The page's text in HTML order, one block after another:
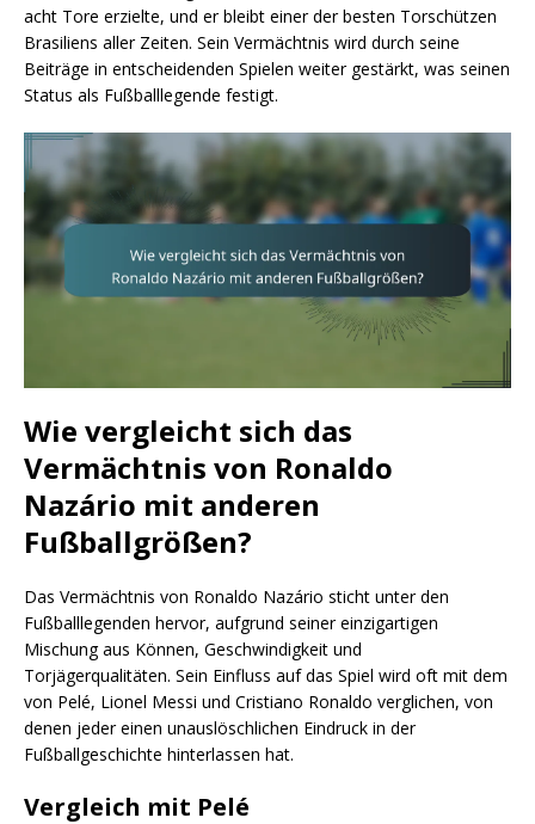
acht Tore erzielte, und er bleibt einer der besten Torschützen
Brasiliens aller Zeiten. Sein Vermächtnis wird durch seine
Beiträge in entscheidenden Spielen weiter gestärkt, was seinen
Status als Fußballlegende festigt.
Wie vergleicht sich das
Vermächtnis von Ronaldo
Nazário mit anderen
Fußballgrößen?
Das Vermächtnis von Ronaldo Nazário sticht unter den
Fußballlegenden hervor, aufgrund seiner einzigartigen
Mischung aus Können, Geschwindigkeit und
Torjägerqualitäten. Sein Einfluss auf das Spiel wird oft mit dem
von Pelé, Lionel Messi und Cristiano Ronaldo verglichen, von
denen jeder einen unauslöschlichen Eindruck in der
Fußballgeschichte hinterlassen hat.
Vergleich mit Pelé